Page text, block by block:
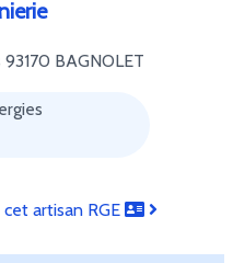
93170 BAGNOLET
artisan RGE